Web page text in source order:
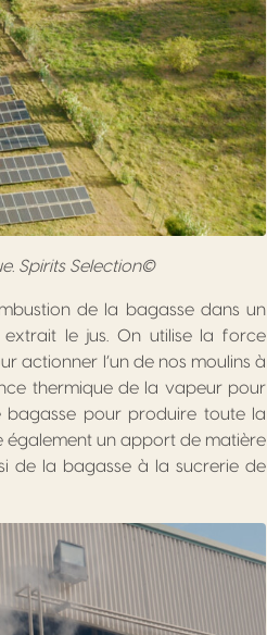
Spirits Selection©
de la bagasse dans un
le jus. On utilise la force
actionner l’un de nos moulins à
thermique de la vapeur pour
bagasse pour produire toute la
également un apport de matière
de la bagasse à la sucrerie de